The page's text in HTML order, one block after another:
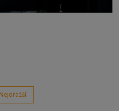
Nejdražší